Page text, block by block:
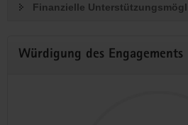
Finanzielle
Würdigung des Engagements